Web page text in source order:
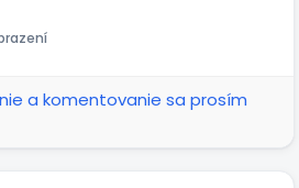
a komentovanie sa prosím